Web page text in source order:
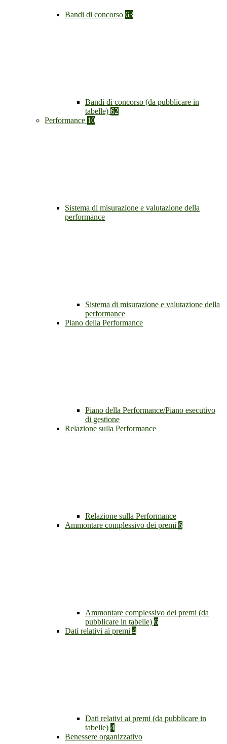
Bandi di concorso 63
Bandi di concorso (da pubblicare in
tabelle) 62
Performance 10
Sistema di misurazione e valutazione della
performance
Sistema di misurazione e valutazione della
performance
Piano della Performance
Piano della Performance/Piano esecutivo
di gestione
Relazione sulla Performance
Relazione sulla Performance
Ammontare complessivo dei premi 6
Ammontare complessivo dei premi (da
pubblicare in tabelle) 6
Dati relativi ai premi 4
Dati relativi ai premi (da pubblicare in
tabelle) 4
Benessere organizzativo